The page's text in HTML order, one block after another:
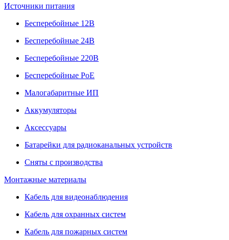
Источники питания
Бесперебойные 12В
Бесперебойные 24В
Бесперебойные 220В
Бесперебойные PoE
Малогабаритные ИП
Аккумуляторы
Аксессуары
Батарейки для радиоканальных устройств
Сняты с производства
Монтажные материалы
Кабель для видеонаблюдения
Кабель для охранных систем
Кабель для пожарных систем